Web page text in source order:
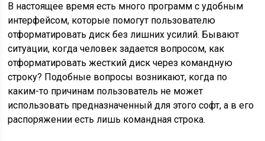
В настоящее время есть много программ с удобным
интерфейсом, которые помогут пользователю
отформатировать диск без лишних усилий. Бывают
ситуации, когда человек задается вопросом, как
отформатировать жесткий диск через командную
строку? Подобные вопросы возникают, когда по
каким-то причинам пользователь не может
использовать предназначенный для этого софт, а в его
распоряжении есть лишь командная строка.